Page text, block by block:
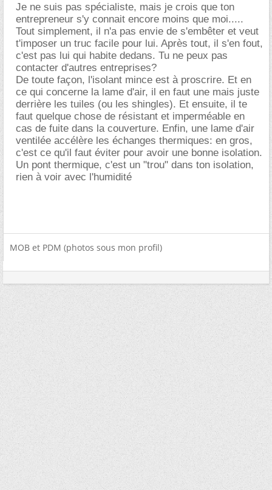
Je ne suis pas spécialiste, mais je crois que ton
entrepreneur s'y connait encore moins que moi.....
Tout simplement, il n'a pas envie de s'embêter et veut
t'imposer un truc facile pour lui. Après tout, il s'en fout,
c'est pas lui qui habite dedans. Tu ne peux pas
contacter d'autres entreprises?
De toute façon, l'isolant mince est à proscrire. Et en
ce qui concerne la lame d'air, il en faut une mais juste
derrière les tuiles (ou les shingles). Et ensuite, il te
faut quelque chose de résistant et imperméable en
cas de fuite dans la couverture. Enfin, une lame d'air
ventilée accélère les échanges thermiques: en gros,
c'est ce qu'il faut éviter pour avoir une bonne isolation.
Un pont thermique, c'est un "trou" dans ton isolation,
rien à voir avec l'humidité
MOB et PDM (photos sous mon profil)